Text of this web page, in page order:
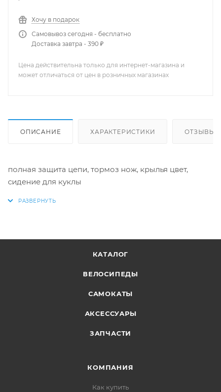
Хочу в подарок
Самовывоз сегодня - бесплатно
Доставка завтра - 390 ₽
Цена действительна только для интернет-магазина и
может отличаться от цен в розничных магазинах
ОПИСАНИЕ ХАРАКТЕРИСТИКИ ОТЗЫВЫ
полная защита цепи, тормоз нож, крылья цвет,
сидение для куклы
КАТАЛОГ
ВЕЛОСИПЕДЫ
САМОКАТЫ
АКСЕССУАРЫ
ЗАПЧАСТИ
КОМПАНИЯ
Как купить